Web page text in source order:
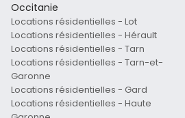
Occitanie
Locations résidentielles - Lot
Locations résidentielles - Hérault
Locations résidentielles - Tarn
Locations résidentielles - Tarn-et-
Garonne
Locations résidentielles - Gard
Locations résidentielles - Haute